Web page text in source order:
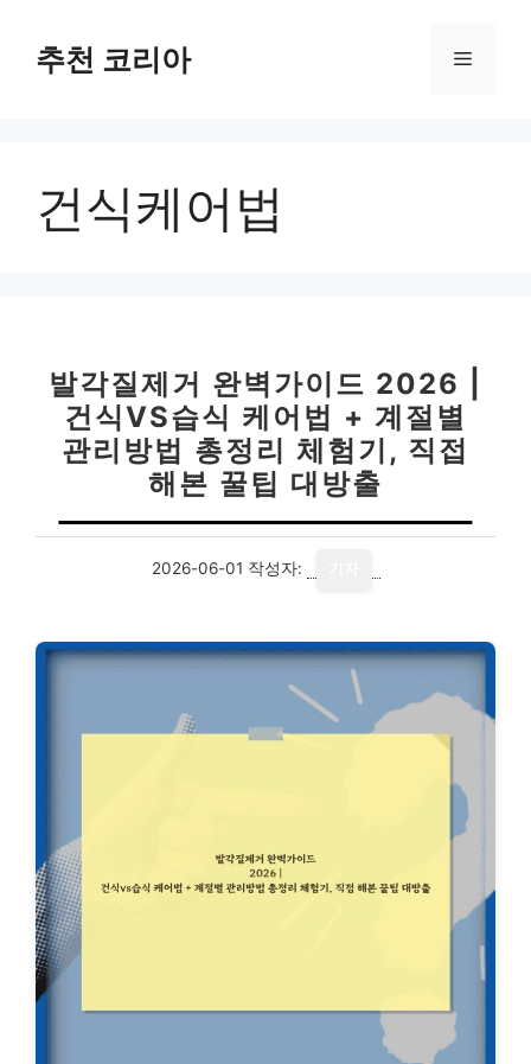
추천 코리아 메
건식케어법
발각질제거 완벽가이드 2026 |
건식VS습식 케어법 + 계절별
관리방법 총정리 체험기, 직접
해본 꿀팁 대방출
2026-06-01 작성자: